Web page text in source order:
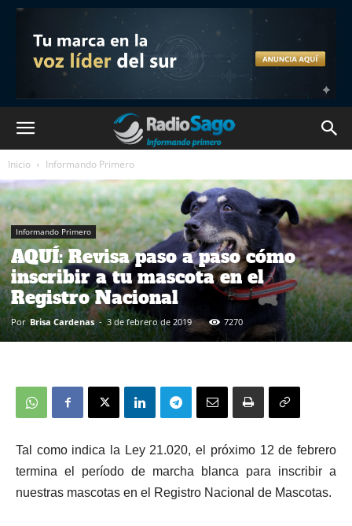
Inicio Informando Primero
Informando Primero
AQUÍ: Revisa paso a paso cómo
inscribir a tu mascota en el
Registro Nacional
Por Brisa Cardenas - 3 de febrero de 2019 7270
Tal como indica la Ley 21.020, el próximo 12 de febrero
termina el período de marcha blanca para inscribir a
nuestras mascotas en el Registro Nacional de Mascotas.